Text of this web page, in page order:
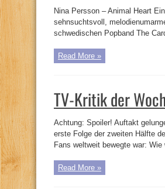
Nina Persson – Animal Heart
sehnsuchtsvoll,
schwedischen Popband The
Read More »
TV-Kritik der
Achtung: Spoiler! Auftakt
erste Folge der zweiten Hälfte
Fans weltweit bewegte war:
Read More »